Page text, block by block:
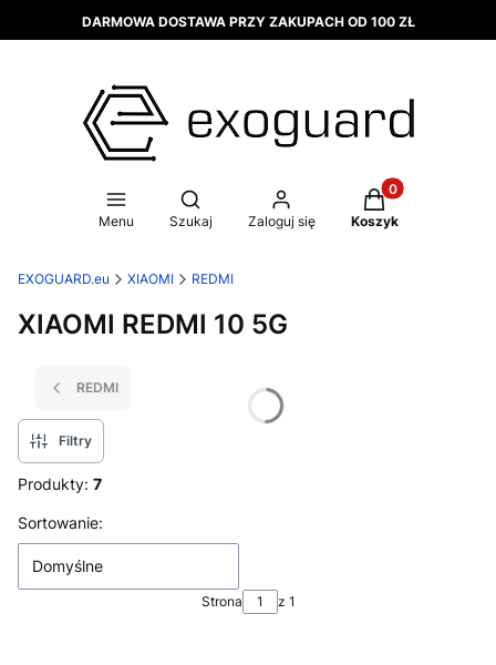
DARMOWA DOSTAWA PRZY ZAKUPACH OD 100 ZŁ
Menu
Otwórz wyszukiwarkę
Szukaj Zaloguj się
Produkty w
Koszyk
EXOGUARD.eu XIAOMI REDMI
XIAOMI REDMI 10 5G
REDMI
Filtry
Produkty: 7
Lista produktów
Sortowanie:
Domyślne
Strona z 1